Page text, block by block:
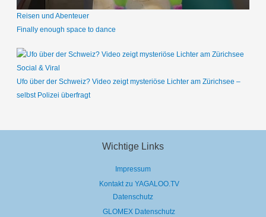
Reisen und Abenteuer
Finally enough space to dance
Social & Viral
Ufo über der Schweiz? Video zeigt mysteriöse Lichter am Zürichsee –
selbst Polizei überfragt
Wichtige Links
Impressum
Kontakt zu YAGALOO.TV
Datenschutz
GLOMEX Datenschutz